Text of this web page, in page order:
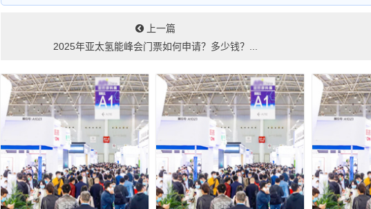
上一篇
2025年亚太氢能峰会门票如何申请？多少钱？...